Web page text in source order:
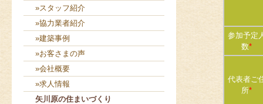
参加予定
数*
代表者ご
所*
»スタッフ紹介
»協力業者紹介
»建築事例
»お客さまの声
»会社概要
»求人情報
矢川原の住まいづくり